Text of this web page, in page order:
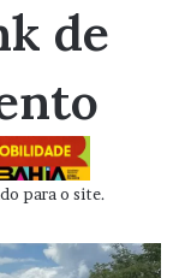
de
para o site.